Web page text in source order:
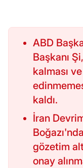
ABD
Başkanı
kalması
kaldı.
İran
gözetim
onay